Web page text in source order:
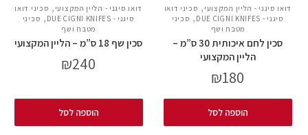
דואו סיגני - הליין המקצועי , סכיני דואו
סיגני - DUE CIGNI KNIFES
, סכיני
מטבח ושף
סכין לחם איכותית 30 ס”מ –
הליין המקצועי
₪180
הוספה לסל
דואו סיגני - הליין המקצועי , סכיני דואו
סיגני - DUE CIGNI KNIFES
, סכיני
מטבח ושף
סכין שף 18 ס”מ – הליין המקצועי
₪240
הוספה לסל